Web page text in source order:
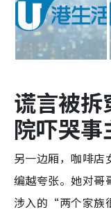
谎言被
院吓哭事
另一边厢，咖啡
编越夸张。她对哥
涉入的“两个家族